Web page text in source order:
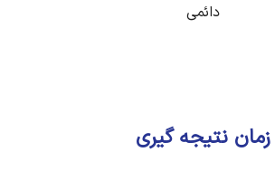
دائمی
زمان نتیجه گیری